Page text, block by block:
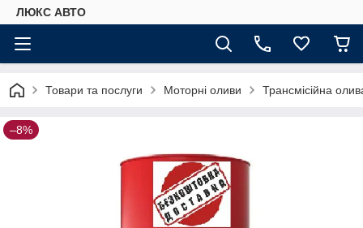
ЛЮКС АВТО
Товари та послуги Моторні оливи Трансмісійна
–8%